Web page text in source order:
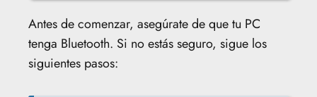
Antes de comenzar, asegúrate de que tu PC
tenga Bluetooth. Si no estás seguro, sigue los
siguientes pasos: